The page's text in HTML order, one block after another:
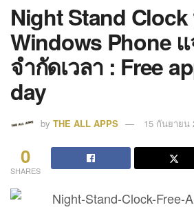
Night Stand
Windows Phone
จำกัดเวลา : Free
day
by THE ALL APPS 15 กันยายน
0
SHARES